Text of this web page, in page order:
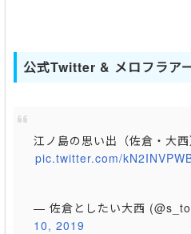
公式Twitter & メロフラア
江ノ島の思い出（佐倉・大西
pic.twitter.com/
— 佐倉としたい大西
10, 2019